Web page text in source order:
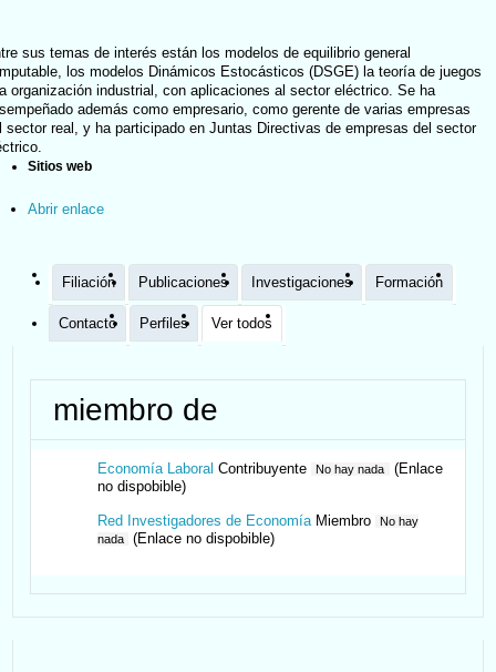
sus temas de interés están los modelos de equilibrio general
los modelos Dinámicos Estocásticos (DSGE) la teoría de juegos
organización industrial, con aplicaciones al sector eléctrico. Se ha
además como empresario, como gerente de varias empresas
sector real, y ha participado en Juntas Directivas de empresas del sector
Sitios web
Abrir enlace
Filiación Publicaciones Investigaciones Formación
Contacto Perfiles Ver todos
miembro de
Economía Laboral Contribuyente No hay nada
(Enlace
no dispobible)
Red Investigadores de Economía Miembro
No hay
nada
(Enlace no dispobible)